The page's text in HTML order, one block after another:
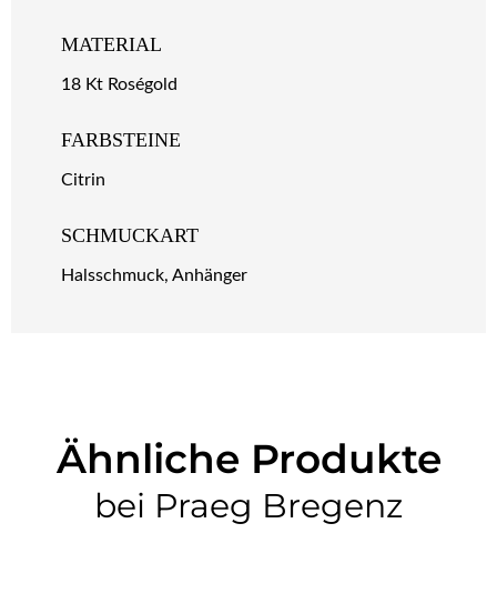
MATERIAL
18 Kt Roségold
FARBSTEINE
Citrin
SCHMUCKART
Halsschmuck, Anhänger
Ähnliche Produkte
bei Praeg Bregenz